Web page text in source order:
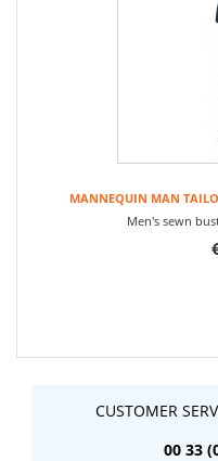
MANNEQUIN MAN
Men's sewn
CUSTOMER
00 33